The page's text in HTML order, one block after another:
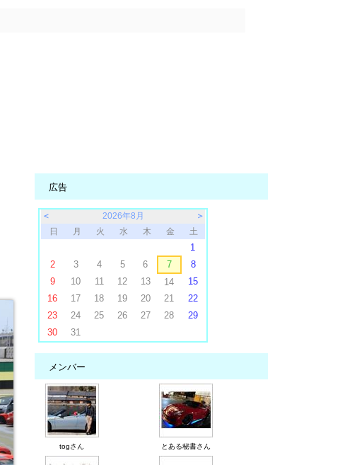
広告
＜ 2026年8月
＞
日
月 火 水 木 金 土
1
2
3 4 5 6 7
8
9
10 11 12 13 14
15
16
17 18 19 20 21
22
23
24 25 26 27 28
29
30
31
メンバー
togさん とある秘書さん